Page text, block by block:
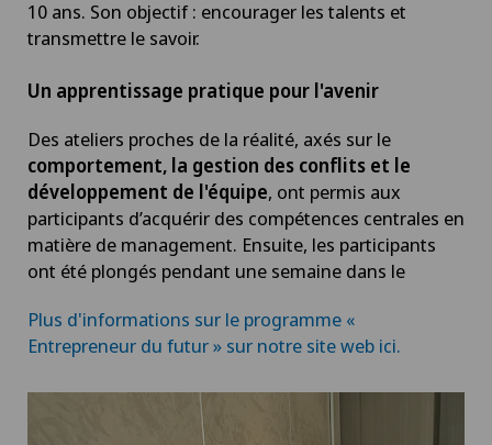
10 ans. Son objectif : encourager les talents et
transmettre le savoir.
Un apprentissage pratique pour l'avenir
Des ateliers proches de la réalité, axés sur le
comportement, la gestion des conflits et le
développement de l'équipe, ont permis aux
participants d’acquérir des compétences centrales en
matière de management. Ensuite, les participants
ont été plongés pendant une semaine dans le
Plus d'informations sur le programme «
Entrepreneur du futur » sur notre site web ici.